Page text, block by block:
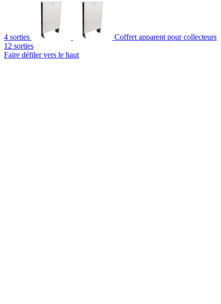
4 sorties
Coffret apparent pour collecteurs
12 sorties
Faire défiler vers le haut